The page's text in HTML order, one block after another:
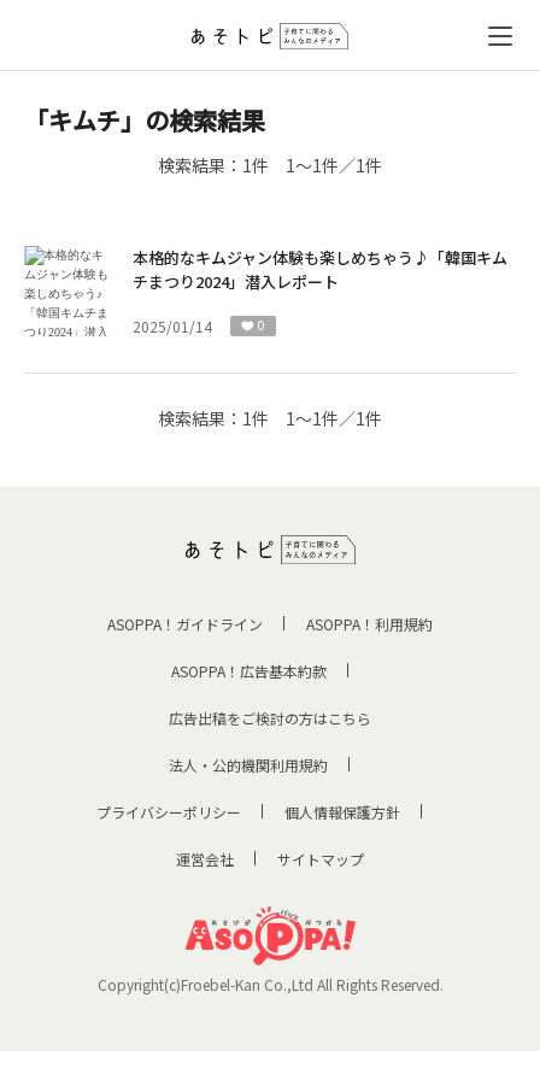
「キムチ」の検索結果
検索結果： 1件 1～1件／1件
本格的なキムジャン体験も楽しめちゃう♪「韓国キム
チまつり2024」潜入レポート
2025/01/14 0
検索結果： 1件 1～1件／1件
ASOPPA！ガイドライン ASOPPA！利用規約
ASOPPA！広告基本約款
広告出稿をご検討の方はこちら
法人・公的機関利用規約
プライバシーポリシー 個人情報保護方針
運営会社 サイトマップ
Copyright(c)Froebel-Kan Co.,Ltd All Rights Reserved.